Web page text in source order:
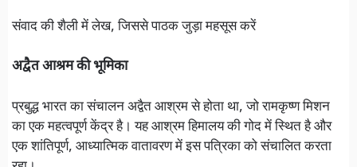
संवाद की शैली में लेख, जिससे पाठक जुड़ा महसूस करें
अद्वैत आश्रम की भूमिका
प्रबुद्ध भारत का संचालन अद्वैत आश्रम से होता था, जो रामकृष्ण मिशन
का एक महत्वपूर्ण केंद्र है। यह आश्रम हिमालय की गोद में स्थित है और
एक शांतिपूर्ण, आध्यात्मिक वातावरण में इस पत्रिका को संचालित करता